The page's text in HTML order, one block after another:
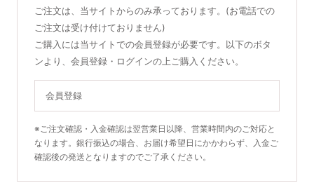
ご注文は、当サイトからのみ承っております。(お電話での
ご注文は受け付けておりません)
ご購入には当サイトでの会員登録が必要です。以下のボタ
ンより、会員登録・ログインの上ご購入ください。
会員登録
※ご注文確認・入金確認は翌営業日以降、営業時間内のご対応と
なります。銀行振込の場合、お届け希望日にかかわらず、入金ご
確認後の発送となりますのでご了承ください。